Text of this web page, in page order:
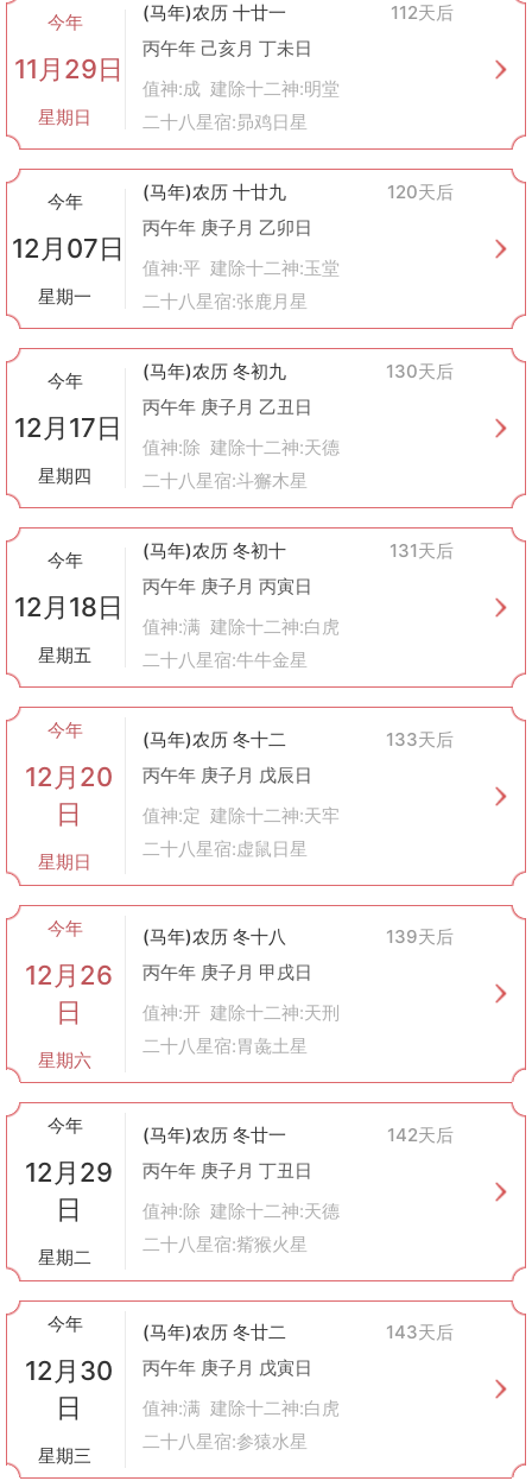
今年
11月29日
星期日
(马年)农历 十廿一
112天后
丙午年 己亥月 丁未日
值神:成 建除十二神:明堂
二十八星宿:昴鸡日星
今年
12月07日
星期一
(马年)农历 十廿九
120天后
丙午年 庚子月 乙卯日
值神:平 建除十二神:玉堂
二十八星宿:张鹿月星
今年
12月17日
星期四
(马年)农历 冬初九
130天后
丙午年 庚子月 乙丑日
值神:除 建除十二神:天德
二十八星宿:斗獬木星
今年
12月18日
星期五
(马年)农历 冬初十
131天后
丙午年 庚子月 丙寅日
值神:满 建除十二神:白虎
二十八星宿:牛牛金星
今年
12月20
日
星期日
(马年)农历 冬十二
133天后
丙午年 庚子月 戊辰日
值神:定 建除十二神:天牢
二十八星宿:虚鼠日星
今年
12月26
日
星期六
(马年)农历 冬十八
139天后
丙午年 庚子月 甲戌日
值神:开 建除十二神:天刑
二十八星宿:胃彘土星
今年
12月29
日
星期二
(马年)农历 冬廿一
142天后
丙午年 庚子月 丁丑日
值神:除 建除十二神:天德
二十八星宿:觜猴火星
今年
12月30
日
星期三
(马年)农历 冬廿二
143天后
丙午年 庚子月 戊寅日
值神:满 建除十二神:白虎
二十八星宿:参猿水星